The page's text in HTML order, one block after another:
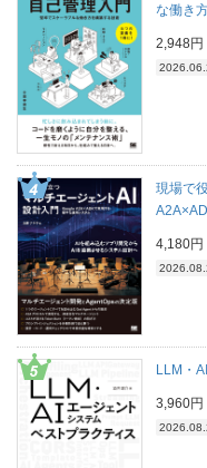
な働き
2,948円
現場で
4,180円
LLM・
3,960円